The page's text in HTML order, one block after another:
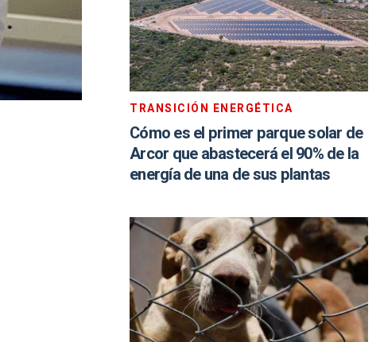
TRANSICIÓN ENERGÉTICA
Cómo es el primer parque solar de
Arcor que abastecerá el 90% de la
energía de una de sus plantas